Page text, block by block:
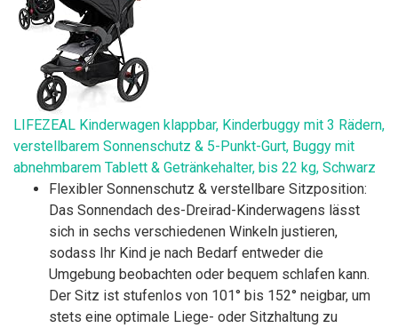
LIFEZEAL Kinderwagen klappbar, Kinderbuggy mit 3 Rädern,
verstellbarem Sonnenschutz & 5-Punkt-Gurt, Buggy mit
abnehmbarem Tablett & Getränkehalter, bis 22 kg, Schwarz
Flexibler Sonnenschutz & verstellbare Sitzposition:
Das Sonnendach des-Dreirad-Kinderwagens lässt
sich in sechs verschiedenen Winkeln justieren,
sodass Ihr Kind je nach Bedarf entweder die
Umgebung beobachten oder bequem schlafen kann.
Der Sitz ist stufenlos von 101° bis 152° neigbar, um
stets eine optimale Liege- oder Sitzhaltung zu